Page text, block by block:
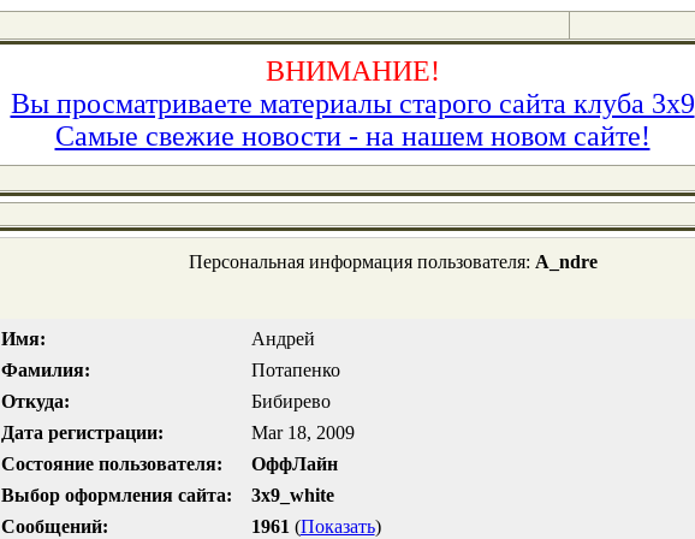
ВНИМАНИЕ!
Вы просматриваете материалы старого сайта клуба 3x9
Самые свежие новости - на нашем новом сайте!
Персональная информация пользователя: A_ndre
Имя:
Андрей
Фамилия:
Потапенко
Откуда:
Бибирево
Дата регистрации:
Mar 18, 2009
Состояние пользователя:
ОффЛайн
Выбор оформления сайта:
3x9_white
Сообщений:
1961 (Показать)